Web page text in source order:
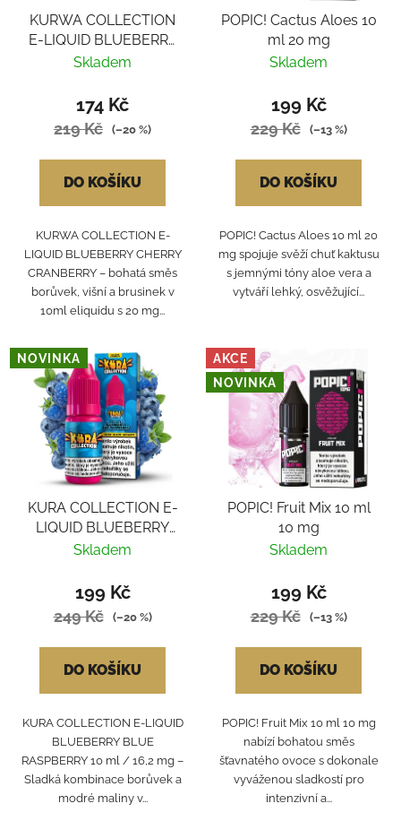
KURWA COLLECTION
E-LIQUID BLUEBERRY
CHERRY CRANBERRY
Skladem
174 Kč
219 Kč (–20 %)
DO KOŠÍKU
KURWA COLLECTION E-
LIQUID BLUEBERRY CHERRY
CRANBERRY – bohatá směs
borůvek, višní a brusinek v
10ml eliquidu s 20 mg...
POPIC! Cactus Aloes 10
ml 20 mg
Skladem
199 Kč
229 Kč (–13 %)
DO KOŠÍKU
POPIC! Cactus Aloes 10 ml 20
mg spojuje svěží chuť kaktusu
s jemnými tóny aloe vera a
vytváří lehký, osvěžující...
NOVINKA
KURA COLLECTION E-
LIQUID BLUEBERRY
BLUE RASPBERRY
Skladem
199 Kč
249 Kč (–20 %)
DO KOŠÍKU
KURA COLLECTION E-LIQUID
BLUEBERRY BLUE
RASPBERRY 10 ml / 16,2 mg –
Sladká kombinace borůvek a
modré maliny v...
AKCE
NOVINKA
POPIC! Fruit Mix 10 ml
10 mg
Skladem
199 Kč
229 Kč (–13 %)
DO KOŠÍKU
POPIC! Fruit Mix 10 ml 10 mg
nabízí bohatou směs
šťavnatého ovoce s dokonale
vyváženou sladkostí pro
intenzivní a...